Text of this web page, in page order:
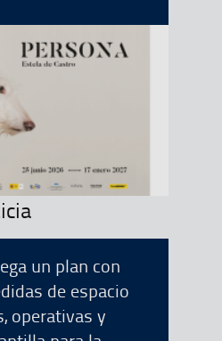
un plan con
de espacio
operativas y